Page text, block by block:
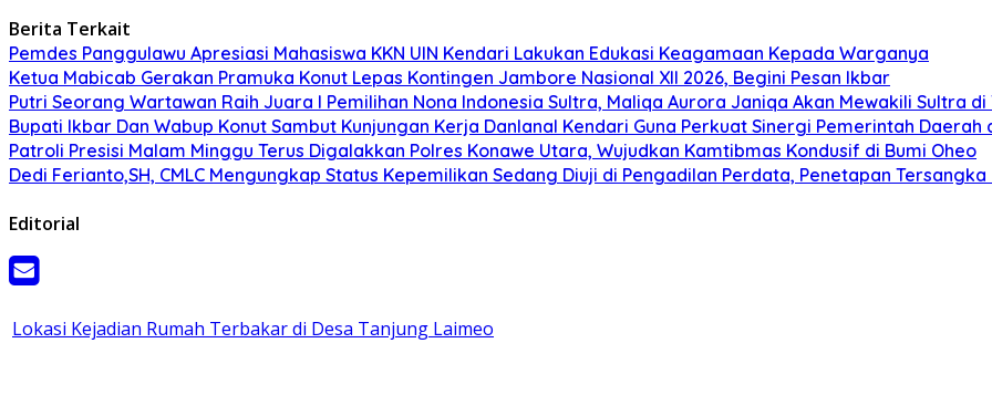
Berita Terkait
Pemdes Panggulawu Apresiasi Mahasiswa KKN UIN Kendari Lakukan Edukasi Keagamaan Kepada Warganya
Ketua Mabicab Gerakan Pramuka Konut Lepas Kontingen Jambore Nasional XII 2026, Begini Pesan Ikbar
Putri Seorang Wartawan ‎Raih Juara I Pemilihan Nona Indonesia Sultra, Maliqa Aurora Janiqa Akan Mewakili Sultra
Bupati Ikbar Dan Wabup Konut Sambut Kunjungan Kerja Danlanal Kendari Guna Perkuat Sinergi Pemerintah Daerah
Patroli Presisi Malam Minggu Terus Digalakkan Polres Konawe Utara, Wujudkan Kamtibmas Kondusif di Bumi Oheo
Dedi Ferianto,SH, CMLC Mengungkap Status Kepemilikan Sedang Diuji di Pengadilan Perdata, Penetapan
Editorial
Lokasi Kejadian Rumah Terbakar di Desa Tanjung Laimeo